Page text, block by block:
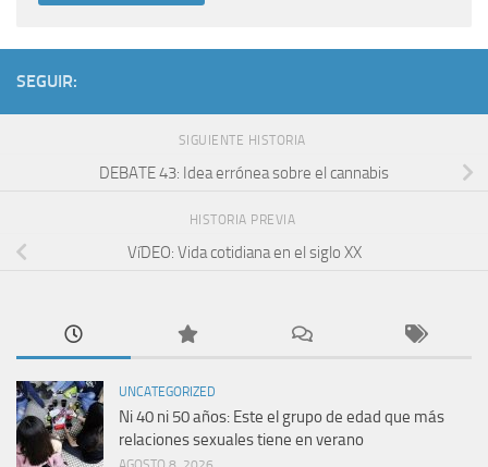
SEGUIR:
SIGUIENTE HISTORIA
DEBATE 43: Idea errónea sobre el cannabis
HISTORIA PREVIA
VíDEO: Vida cotidiana en el siglo XX
UNCATEGORIZED
Ni 40 ni 50 años: Este el grupo de edad que más
relaciones sexuales tiene en verano